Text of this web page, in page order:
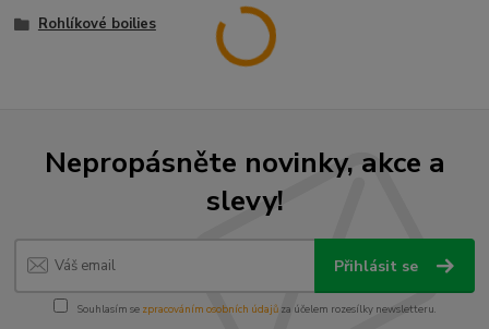
Rohlíkové boilies
Nepropásněte novinky, akce a
slevy!
Přihlásit se
Souhlasím se zpracováním osobních údajůza účelem rozesílky newsletteru.